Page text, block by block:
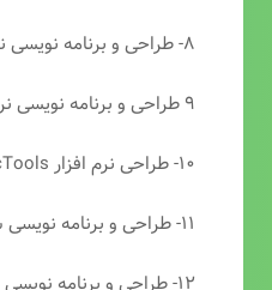
۸- طراحی و برنامه نویسی نرم افزار پاراد (پرداخت از راه دور انجمن مددکاری امام زمان(عج))
۹ طراحی و برنامه نویسی نرم افزار مدیریت استخدام خیریه حضرت ابوالفضل (ع)
۱۰- طراحی نرم افزار SyncTools برای همگام سازی دیتابیس های SQL Server
۱۱- طراحی و برنامه نویسی سامانه تخصصی رفاهی تیکت
۱۲- طراحی و برنامه نویسی سامانه همیار